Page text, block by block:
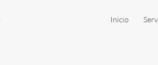
Inicio